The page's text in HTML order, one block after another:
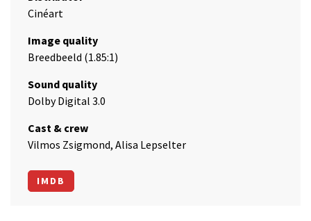
Cinéart
Image quality
Breedbeeld (1.85:1)
Sound quality
Dolby Digital 3.0
Cast & crew
Vilmos Zsigmond, Alisa Lepselter
IMDB